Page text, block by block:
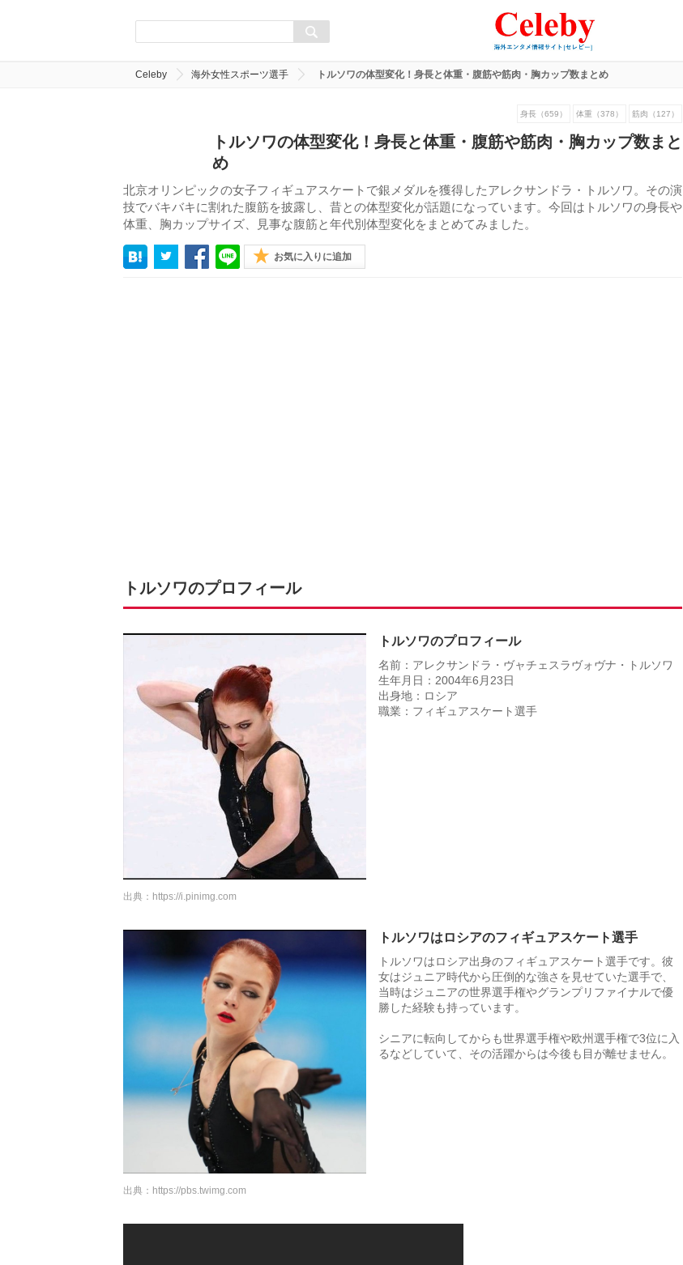
Celeby 海外女性スポーツ選手 トルソワの体型変化！身長と体重・腹筋や筋肉・胸カップ数まとめ
身長（659） 体重（378） 筋肉（127）
トルソワの体型変化！身長と体重・腹筋や筋肉・胸カップ数まと
め
北京オリンピックの女子フィギュアスケートで銀メダルを獲得したアレクサンドラ・トルソワ。その演
技でバキバキに割れた腹筋を披露し、昔との体型変化が話題になっています。今回はトルソワの身長や
体重、胸カップサイズ、見事な腹筋と年代別体型変化をまとめてみました。
お気に入りに追加
トルソワのプロフィール
トルソワのプロフィール
名前：アレクサンドラ・ヴャチェスラヴォヴナ・トルソワ
生年月日：2004年6月23日
出身地：ロシア
職業：フィギュアスケート選手
出典： https://i.pinimg.com
トルソワはロシアのフィギュアスケート選手
トルソワはロシア出身のフィギュアスケート選手です。彼
女はジュニア時代から圧倒的な強さを見せていた選手で、
当時はジュニアの世界選手権やグランプリファイナルで優
勝した経験も持っています。
シニアに転向してからも世界選手権や欧州選手権で3位に入
るなどしていて、その活躍からは今後も目が離せません。
出典： https://pbs.twimg.com